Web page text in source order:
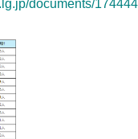
documents/